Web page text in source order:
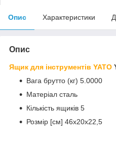
Опис Характеристики
Опис
Ящик для інструментів YATO
Вага брутто (кг) 5.0000
Матеріал сталь
Кількість ящиків 5
Розмір [см] 46x20x22,5